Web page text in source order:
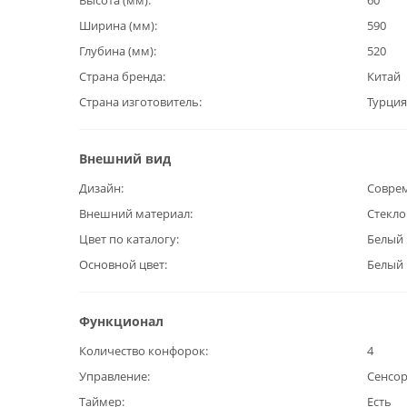
Ширина (мм)
590
Глубина (мм)
520
Страна бренда
Китай
Страна изготовитель
Турция
Внешний вид
Дизайн
Внешний материал
Цвет по каталогу
Белый
Основной цвет
Белый
Функционал
Количество конфорок
4
Управление
Таймер
Есть